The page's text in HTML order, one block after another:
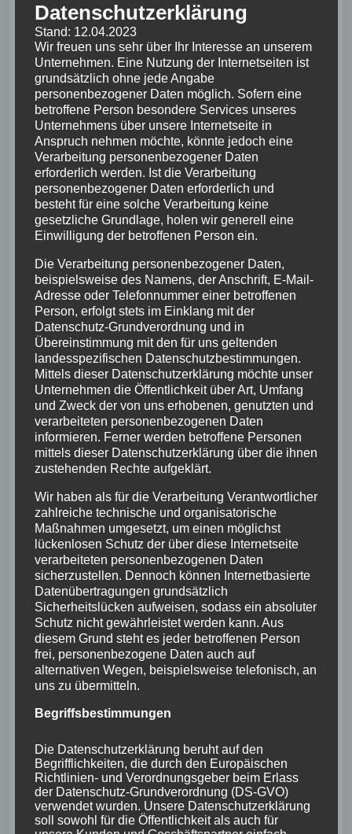
Datenschutzerklärung
Stand: 12.04.2023
Wir freuen uns sehr über Ihr Interesse an unserem
Unternehmen. Eine Nutzung der Internetseiten ist
grundsätzlich ohne jede Angabe
personenbezogener Daten möglich. Sofern eine
betroffene Person besondere Services unseres
Unternehmens über unsere Internetseite in
Anspruch nehmen möchte, könnte jedoch eine
Verarbeitung personenbezogener Daten
erforderlich werden. Ist die Verarbeitung
personenbezogener Daten erforderlich und
besteht für eine solche Verarbeitung keine
gesetzliche Grundlage, holen wir generell eine
Einwilligung der betroffenen Person ein.
Die Verarbeitung personenbezogener Daten,
beispielsweise des Namens, der Anschrift, E-Mail-
Adresse oder Telefonnummer einer betroffenen
Person, erfolgt stets im Einklang mit der
Datenschutz-Grundverordnung und in
Übereinstimmung mit den für uns geltenden
landesspezifischen Datenschutzbestimmungen.
Mittels dieser Datenschutzerklärung möchte unser
Unternehmen die Öffentlichkeit über Art, Umfang
und Zweck der von uns erhobenen, genutzten und
verarbeiteten personenbezogenen Daten
informieren. Ferner werden betroffene Personen
mittels dieser Datenschutzerklärung über die ihnen
zustehenden Rechte aufgeklärt.
Wir haben als für die Verarbeitung Verantwortlicher
zahlreiche technische und organisatorische
Maßnahmen umgesetzt, um einen möglichst
lückenlosen Schutz der über diese Internetseite
verarbeiteten personenbezogenen Daten
sicherzustellen. Dennoch können Internetbasierte
Datenübertragungen grundsätzlich
Sicherheitslücken aufweisen, sodass ein absoluter
Schutz nicht gewährleistet werden kann. Aus
diesem Grund steht es jeder betroffenen Person
frei, personenbezogene Daten auch auf
alternativen Wegen, beispielsweise telefonisch, an
uns zu übermitteln.
Begriffsbestimmungen
Die Datenschutzerklärung beruht auf den
Begrifflichkeiten, die durch den Europäischen
Richtlinien- und Verordnungsgeber beim Erlass
der Datenschutz-Grundverordnung (DS-GVO)
verwendet wurden. Unsere Datenschutzerklärung
soll sowohl für die Öffentlichkeit als auch für